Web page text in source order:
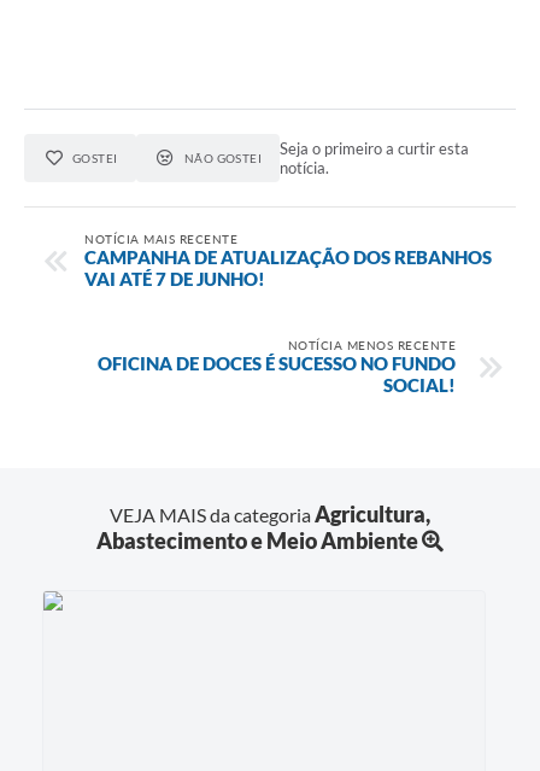
GOSTEI NÃO GOSTEI
Seja o primeiro a curtir esta
notícia.
NOTÍCIA MAIS RECENTE
CAMPANHA DE ATUALIZAÇÃO DOS REBANHOS
VAI ATÉ 7 DE JUNHO!
NOTÍCIA MENOS RECENTE
OFICINA DE DOCES É SUCESSO NO FUNDO
SOCIAL!
VEJA MAIS da categoriaAgricultura,
Abastecimento e Meio Ambiente